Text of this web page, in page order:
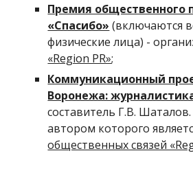
Премия общественного
«Спасибо» (включаются
физические лица) -
«Region PR»;
Коммуникационный
Воронежа:
составитель Г.В.
автором которого
общественных связей